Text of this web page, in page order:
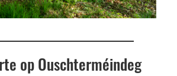
op Ouschterméindeg